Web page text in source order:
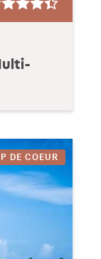
DE COEUR